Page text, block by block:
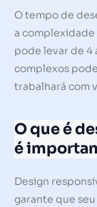
O tempo de
a complexidade
pode levar de 4
complexos
trabalhará com
O que é
é
Design
garante que